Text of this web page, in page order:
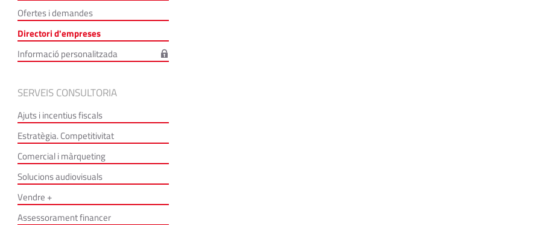
Ofertes i demandes
Directori d'empreses
Informació personalitzada
SERVEIS CONSULTORIA
Ajuts i incentius fiscals
Estratègia. Competitivitat
Comercial i màrqueting
Solucions audiovisuals
Vendre +
Assessorament financer